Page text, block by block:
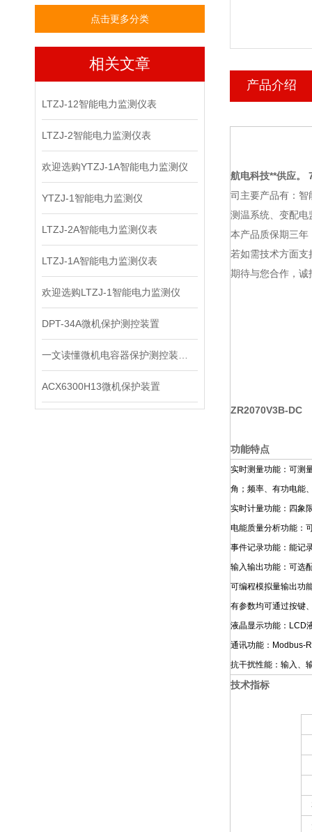
点击更多分类
相关文章
LTZJ-12智能电力监测仪表
LTZJ-2智能电力监测仪表
欢迎选购YTZJ-1A智能电力监测仪
YTZJ-1智能电力监测仪
LTZJ-2A智能电力监测仪表
LTZJ-1A智能电力监测仪表
欢迎选购LTZJ-1智能电力监测仪
DPT-34A微机保护测控装置
ACX6300H13微机保护装置
产品介绍
航电科技**供应。
司主要产品有：智
测温系统、变配电
本产品质保期三年
若如需技术方面
期待与您合作，
ZR2070V3B-DC
功能特点
实时测量功能：可测
角；频率、有功电能
实时计量功能：四象
电能质量分析功能：
事件记录功能：能记
输入输出功能：可选
可编程模拟量输出功
有参数均可通过按键
液晶显示功能：LCD
通讯功能：Modbus-
抗干扰性能：输入、
技术指标